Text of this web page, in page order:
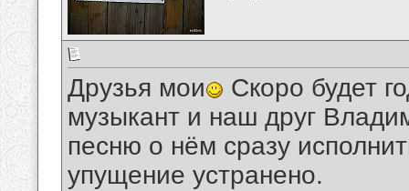
Друзья мои
Скоро будет
музыкант и наш друг
песню о нём сразу
упущение устранено.